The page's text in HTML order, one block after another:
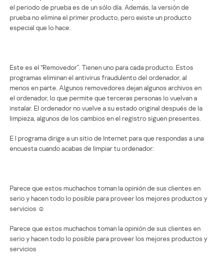
el periodo de prueba es de un sólo día. Además, la versión de
prueba no elimina el primer producto, pero existe un producto
especial que lo hace:
Este es el “Removedor”. Tienen uno para cada producto. Estos
programas eliminan el antivirus fraudulento del ordenador, al
menos en parte. Algunos removedores dejan algunos archivos en
el ordenador, lo que permite que terceras personas lo vuelvan a
instalar. El ordenador no vuelve a su estado original después de la
limpieza, algunos de los cambios en el registro siguen presentes.
E l programa dirige a un sitio de Internet para que respondas a una
encuesta cuando acabas de limpiar tu ordenador:
Parece que estos muchachos toman la opinión de sus clientes en
serio y hacen todo lo posible para proveer los mejores productos y
servicios ☺
Parece que estos muchachos toman la opinión de sus clientes en
serio y hacen todo lo posible para proveer los mejores productos y
servicios